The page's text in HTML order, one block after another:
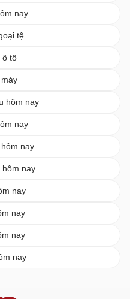
nay
tệ
ô tô
hôm nay
nay
nay
hôm nay
nay
nay
nay
nay